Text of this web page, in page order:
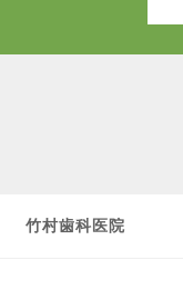
竹村歯科医院